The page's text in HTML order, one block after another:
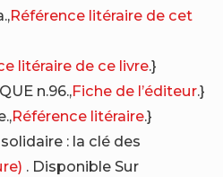
Référence litéraire de cet
litéraire de ce livre.}
n.96.,Fiche de l’éditeur.}
Référence litéraire.}
: la clé des
. Disponible Sur